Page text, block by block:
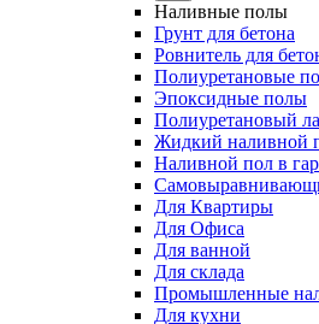
Наливные полы
Грунт для бетона
Ровнитель для
Полиуретановые
Эпоксидные полы
Полиуретановый
Жидкий наливной
Наливной пол в
Для Квартиры
Для Офиса
Для ванной
Для склада
Промышленные
Для кухни